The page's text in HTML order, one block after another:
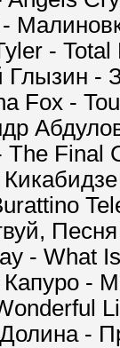
-
Глызин -
Fox -
The Final
- What
-
-